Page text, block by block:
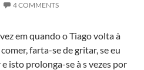
4 COMMENTS
em quando o Tiago volta à
farta-se de gritar, se eu
isto prolonga-se à s vezes por